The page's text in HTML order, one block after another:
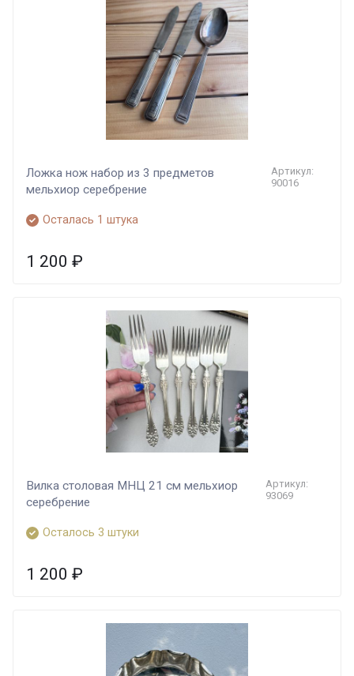
Ложка нож набор из 3 предметов
мельхиор серебрение
Артикул:
90016
Осталась 1 штука
1 200 ₽
Вилка столовая МНЦ 21 см мельхиор
серебрение
Артикул:
93069
Осталось 3 штуки
1 200 ₽